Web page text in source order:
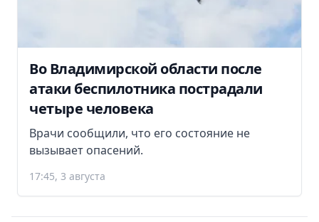
Во Владимирской области после
атаки беспилотника пострадали
четыре человека
Врачи сообщили, что его состояние не
вызывает опасений.
17:45, 3 августа